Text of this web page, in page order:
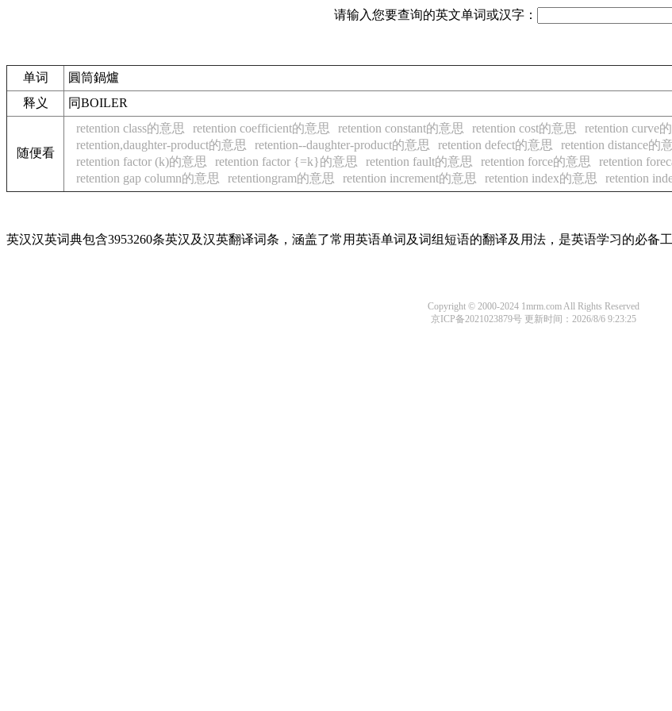
请输入您要查询的英文单词或汉字：
单词
圓筒鍋爐
释义
同BOILER
随便看
retention class的意思 retention coefficient的意思 retention constant的意思 retention cost的意思 retention curve
retention,daughter-product的意思
retention--daughter-product的意思 retention defect的意思 retention distance的
retention factor (k)的意思
retention factor {=k}的意思 retention fault的意思 retention force的意思 retention
retention gap column的意思
retentiongram的意思 retention increment的意思 retention index的意思 retention
英汉汉英词典包含3953260条英汉及汉英翻译词条，涵盖了常用英语单词及词组短语的翻译及用法，是英语学习的必备工
Copyright © 2000-2024 1mrm.com All Rights Reserved
京ICP备2021023879号 更新时间：2026/8/6 9:23:25